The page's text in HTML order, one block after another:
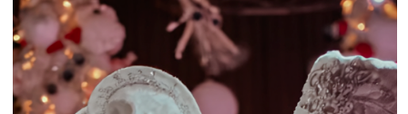
Профессиональный ведущий будет
развлекать наших гостей в
Ведущий